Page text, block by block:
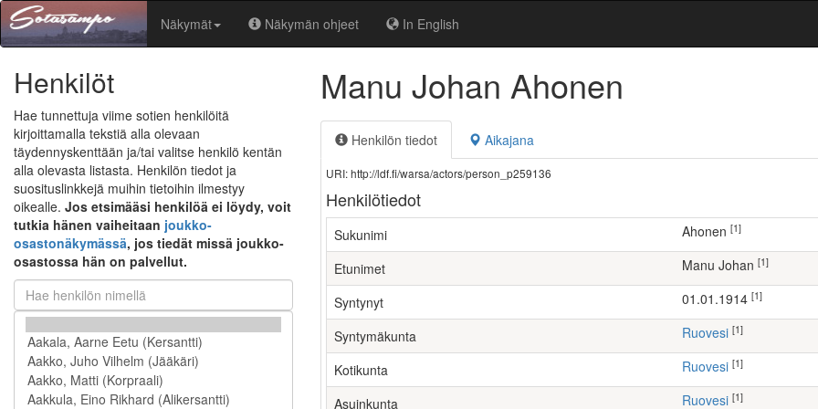
Näkymät Näkymän ohjeet In English
Henkilöt
Hae tunnettuja viime sotien henkilöitä
kirjoittamalla tekstiä alla olevaan
täydennyskenttään ja/tai valitse henkilö kentän
alla olevasta listasta. Henkilön tiedot ja
suosituslinkkejä muihin tietoihin ilmestyy
oikealle. Jos etsimääsi henkilöä ei löydy, voit
tutkia hänen vaiheitaan joukko-
osastonäkymässä, jos tiedät missä joukko-
osastossa hän on palvellut.
Manu Johan Ahonen
Henkilön tiedot Aikajana
URI: http://ldf.fi/warsa/actors/person_p259136
Henkilötiedot
Sukunimi Ahonen [1]
Etunimet Manu Johan [1]
Syntynyt 01.01.1914 [1]
Syntymäkunta Ruovesi [1]
Kotikunta Ruovesi [1]
Asuinkunta Ruovesi [1]